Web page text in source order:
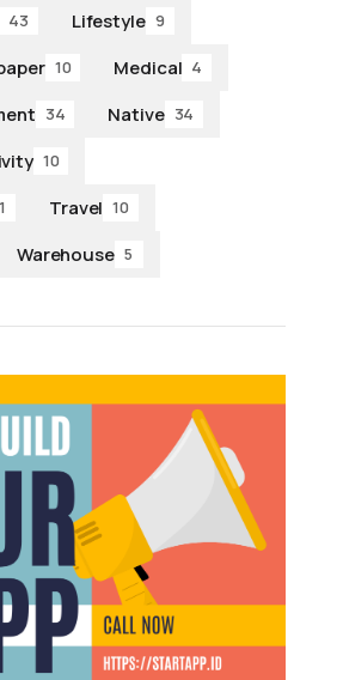
43 Lifestyle 9
10 Medical 4
34 Native 34
10
Travel 10
Warehouse 5